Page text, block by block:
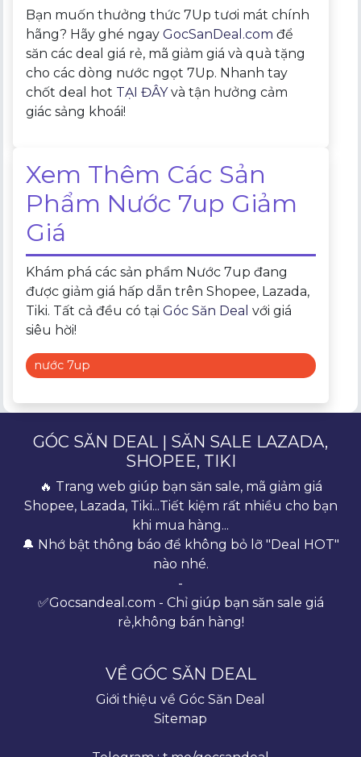
Bạn muốn thưởng thức 7Up tươi mát chính
hãng? Hãy ghé ngayGocSanDeal.com để
săn các deal giá rẻ, mã giảm giá và quà tặng
cho các dòng nước ngọt 7Up. Nhanh tay
chốt deal hot TẠI ĐÂYvà tận hưởng cảm
giác sảng khoái!
Xem Thêm Các Sản
Phẩm Nước 7up Giảm
Giá
Khám phá các sản phẩm Nước 7up đang
được giảm giá hấp dẫn trên Shopee, Lazada,
Tiki. Tất cả đều có tạiGóc Săn Deal với giá
siêu hời!
nước 7up
GÓC SĂN DEAL | SĂN SALE LAZADA,
SHOPEE, TIKI
🔥 Trang web giúp bạn săn sale, mã giảm giá
Shopee, Lazada, Tiki...Tiết kiệm rất nhiều cho bạn
khi mua hàng...
🔔 Nhớ bật thông báo để không bỏ lỡ "Deal HOT"
nào nhé.
-
✅Gocsandeal.com - Chỉ giúp bạn săn sale giá
rẻ,không bán hàng!
VỀ GÓC SĂN DEAL
Giới thiệu về Góc Săn Deal
Sitemap